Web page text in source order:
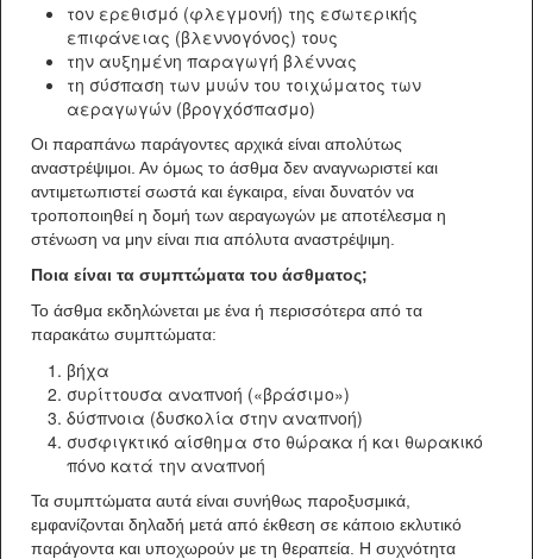
τον ερεθισμό (φλεγμονή) της εσωτερικής
επιφάνειας (βλεννογόνος) τους
την αυξημένη παραγωγή βλέννας
τη σύσπαση των μυών του τοιχώματος των
αεραγωγών (βρογχόσπασμο)
Οι παραπάνω παράγοντες αρχικά είναι απολύτως
αναστρέψιμοι. Αν όμως το άσθμα δεν αναγνωριστεί και
αντιμετωπιστεί σωστά και έγκαιρα, είναι δυνατόν να
τροποποιηθεί η δομή των αεραγωγών με αποτέλεσμα η
στένωση να μην είναι πια απόλυτα αναστρέψιμη.
Ποια είναι τα συμπτώματα του άσθματος;
Το άσθμα εκδηλώνεται με ένα ή περισσότερα από τα
παρακάτω συμπτώματα:
βήχα
συρίττουσα αναπνοή («βράσιμο»)
δύσπνοια (δυσκολία στην αναπνοή)
συσφιγκτικό αίσθημα στο θώρακα ή και θωρακικό
πόνο κατά την αναπνοή
Τα συμπτώματα αυτά είναι συνήθως παροξυσμικά,
εμφανίζονται δηλαδή μετά από έκθεση σε κάποιο εκλυτικό
παράγοντα και υποχωρούν με τη θεραπεία. Η συχνότητα